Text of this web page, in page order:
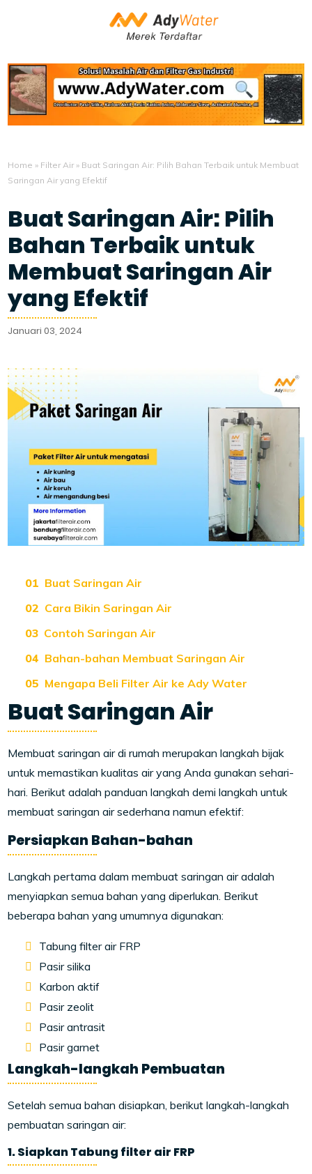
Home » Filter Air » Buat Saringan Air: Pilih Bahan Terbaik untuk Membuat
Saringan Air yang Efektif
Buat Saringan Air: Pilih
Bahan Terbaik untuk
Membuat Saringan Air
yang Efektif
Januari 03, 2024
Buat Saringan Air
Cara Bikin Saringan Air
Contoh Saringan Air
Bahan-bahan Membuat Saringan Air
Mengapa Beli Filter Air ke Ady Water
Buat Saringan Air
Membuat saringan air di rumah merupakan langkah bijak
untuk memastikan kualitas air yang Anda gunakan sehari-
hari. Berikut adalah panduan langkah demi langkah untuk
membuat saringan air sederhana namun efektif:
Persiapkan Bahan-bahan
Langkah pertama dalam membuat saringan air adalah
menyiapkan semua bahan yang diperlukan. Berikut
beberapa bahan yang umumnya digunakan:
Tabung filter air FRP
Pasir silika
Karbon aktif
Pasir zeolit
Pasir antrasit
Pasir garnet
Langkah-langkah Pembuatan
Setelah semua bahan disiapkan, berikut langkah-langkah
pembuatan saringan air:
1. Siapkan Tabung filter air FRP